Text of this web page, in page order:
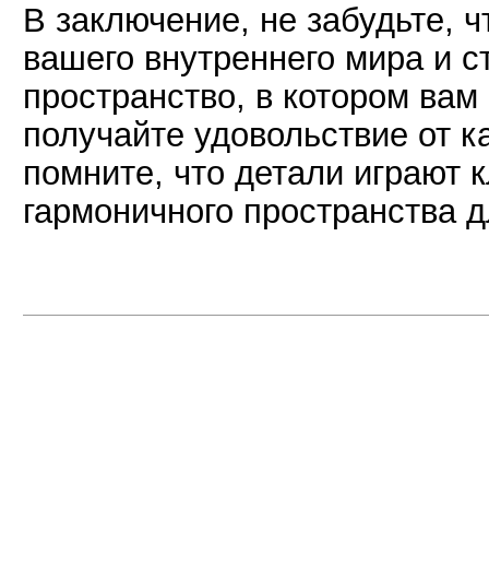
В заключение, не забудьте,
вашего внутреннего мира и
пространство, в котором
получайте удовольствие от
помните, что детали играют
гармоничного пространства